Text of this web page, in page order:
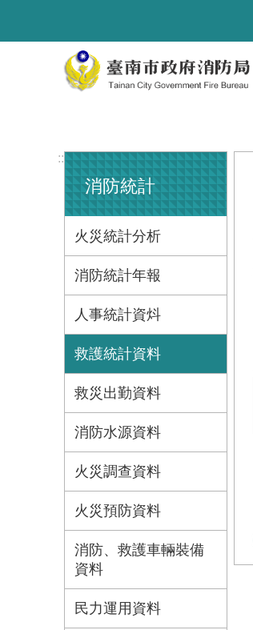
:::
消防統計
火災統計分析
消防統計年報
人事統計資炓
救護統計資料
救災出勤資料
消防水源資料
火災調查資料
火災預防資料
消防、救護車輛裝備
資料
民力運用資料